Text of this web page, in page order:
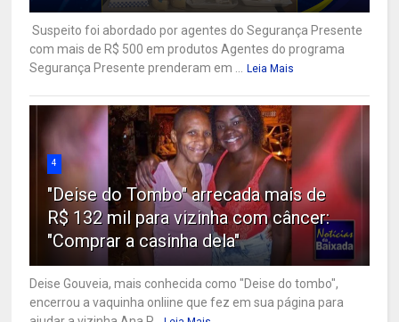
Suspeito foi abordado por agentes do Segurança Presente
com mais de R$ 500 em produtos Agentes do programa
Segurança Presente prenderam em ... Leia Mais
4
"Deise do Tombo" arrecada mais de
R$ 132 mil para vizinha com câncer:
"Comprar a casinha dela"
Deise Gouveia, mais conhecida como "Deise do tombo",
encerrou a vaquinha onliine que fez em sua página para